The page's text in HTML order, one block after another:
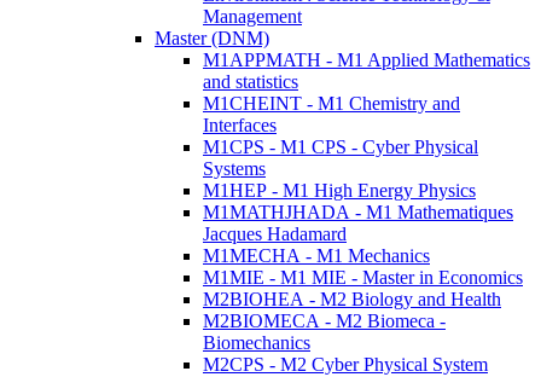
Management
Master (DNM)
M1APPMATH - M1 Applied Mathematics
and statistics
M1CHEINT - M1 Chemistry and
Interfaces
M1CPS - M1 CPS - Cyber Physical
Systems
M1HEP - M1 High Energy Physics
M1MATHJHADA - M1 Mathematiques
Jacques Hadamard
M1MECHA - M1 Mechanics
M1MIE - M1 MIE - Master in Economics
M2BIOHEA - M2 Biology and Health
M2BIOMECA - M2 Biomeca -
Biomechanics
M2CPS - M2 Cyber Physical System